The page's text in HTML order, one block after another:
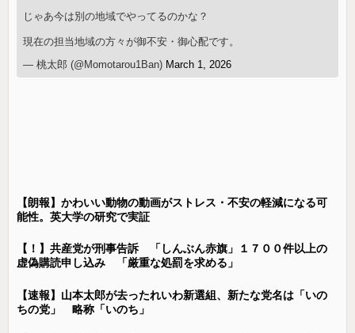
じゃあ今は別の地域でやってるのかな？
現在の担当地域の方々が御不安・御心配です。
— 桃太郎 (@Momotarou1Ban) March 1, 2026
【朗報】かわいい動物の動画がストレス・不安の軽減になる可
能性。英大学の研究で実証
【！】共産党が刑事告訴 「しんぶん赤旗」１７００件以上の
虚偽購読申し込み 「厳重な処罰を求める」
【速報】山本太郎が去ったれいわ新選組、新たな党名は「いの
ちの党」 略称「いのち」